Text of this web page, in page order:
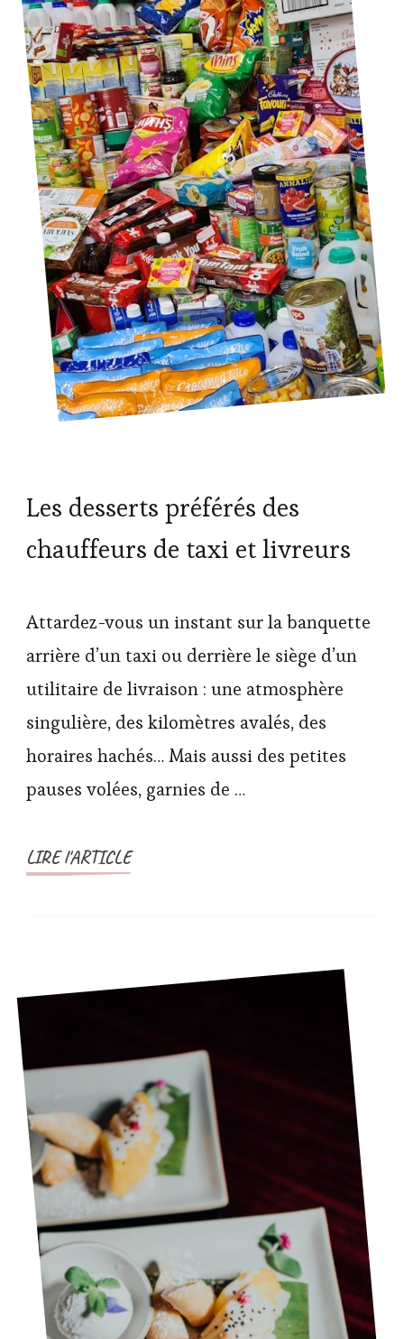
Les desserts préférés des
chauffeurs de taxi et livreurs
Attardez-vous un instant sur la banquette
arrière d’un taxi ou derrière le siège d’un
utilitaire de livraison : une atmosphère
singulière, des kilomètres avalés, des
horaires hachés… Mais aussi des petites
pauses volées, garnies de …
LIRE l'ARTICLE